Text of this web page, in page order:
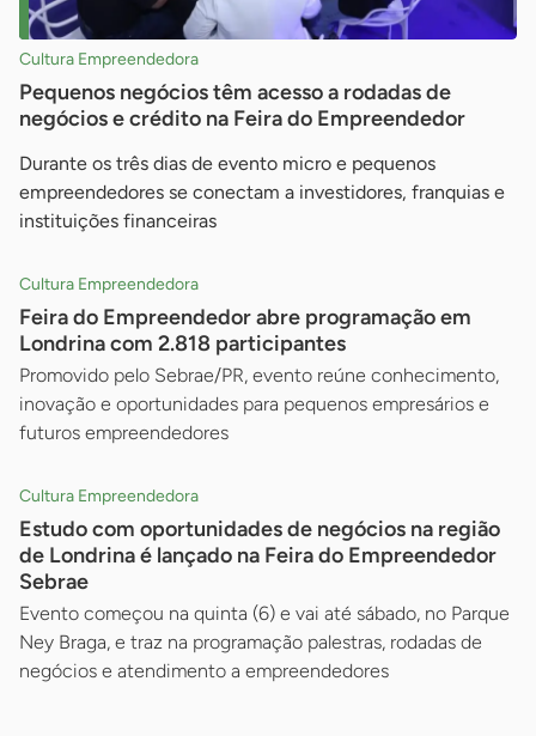
Cultura Empreendedora
Pequenos negócios têm acesso a rodadas de
negócios e crédito na Feira do Empreendedor
Durante os três dias de evento micro e pequenos
empreendedores se conectam a investidores, franquias e
instituições financeiras
Cultura Empreendedora
Feira do Empreendedor abre programação em
Londrina com 2.818 participantes
Promovido pelo Sebrae/PR, evento reúne conhecimento,
inovação e oportunidades para pequenos empresários e
futuros empreendedores
Cultura Empreendedora
Estudo com oportunidades de negócios na região
de Londrina é lançado na Feira do Empreendedor
Sebrae
Evento começou na quinta (6) e vai até sábado, no Parque
Ney Braga, e traz na programação palestras, rodadas de
negócios e atendimento a empreendedores